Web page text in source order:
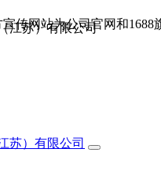
苏）有限公司
传网站为公司官网和